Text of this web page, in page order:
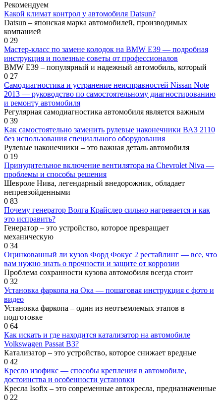
Рекомендуем
Какой климат контрол у автомобиля Datsun?
Datsun – японская марка автомобилей, производимых
компанией
0 29
Мастер-класс по замене колодок на BMW E39 — подробная
инструкция и полезные советы от профессионалов
BMW E39 – популярный и надежный автомобиль, который
0 27
Самодиагностика и устранение неисправностей Nissan Note
2013 — руководство по самостоятельному диагностированию
и ремонту автомобиля
Регулярная самодиагностика автомобиля является важным
0 39
Как самостоятельно заменить рулевые наконечники ВАЗ 2110
без использования специального оборудования
Рулевые наконечники – это важная деталь автомобиля
0 19
Принудительное включение вентилятора на Chevrolet Niva —
проблемы и способы решения
Шевроле Нива, легендарный внедорожник, обладает
непревзойденными
0 83
Почему генератор Волга Крайслер сильно нагревается и как
это исправить?
Генератор – это устройство, которое превращает
механическую
0 34
Оцинкованный ли кузов Форд Фокус 2 рестайлинг — все, что
вам нужно знать о прочности и защите от коррозии
Проблема сохранности кузова автомобиля всегда стоит
0 32
Установка фаркопа на Ока — пошаговая инструкция с фото и
видео
Установка фаркопа – один из неотъемлемых этапов в
подготовке
0 64
Как искать и где находится катализатор на автомобиле
Volkswagen Passat B3?
Катализатор – это устройство, которое снижает вредные
0 42
Кресло изофикс — способы крепления в автомобиле,
достоинства и особенности установки
Кресла Isofix – это современные автокресла, предназначенные
0 22